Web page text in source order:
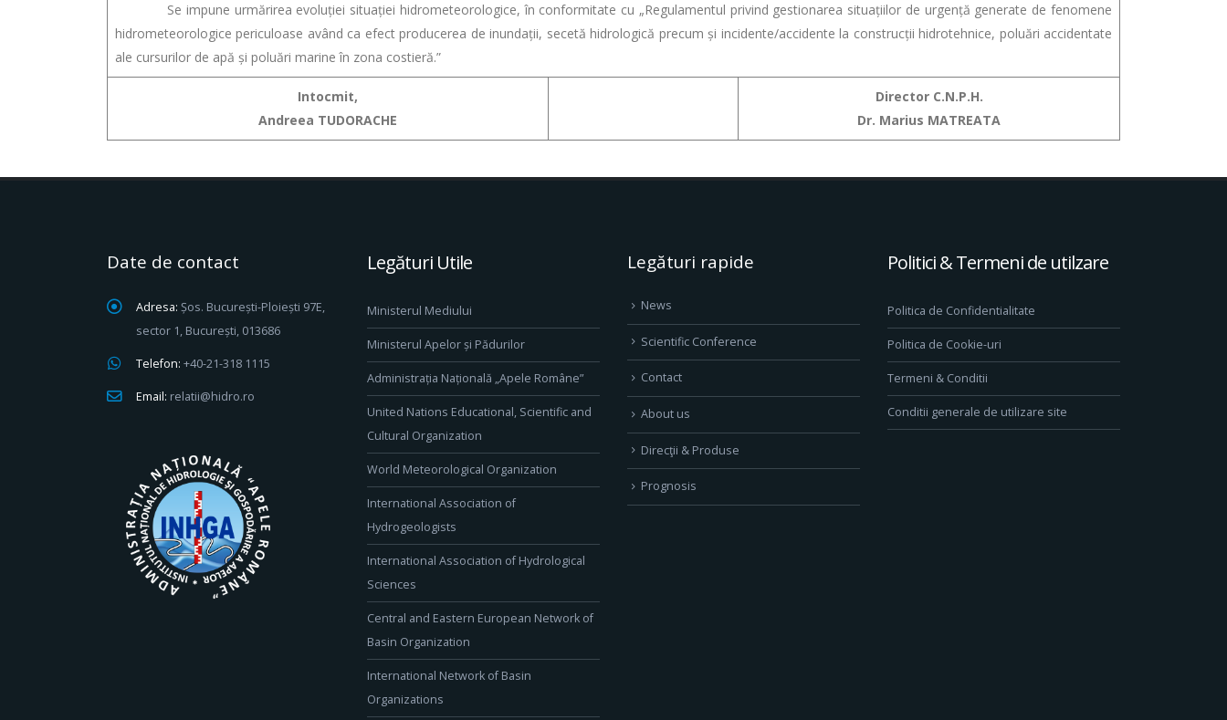
Se impune urmărirea evoluției situației hidrometeorologice, în conformitate cu „Regulamentul privind gestionarea situațiilor de urgență generate de fenomene
hidrometeorologice periculoase având ca efect producerea de inundații, secetă hidrologică precum și incidente/accidente la construcții hidrotehnice, poluări accidentate
ale cursurilor de apă și poluări marine în zona costieră.”
Intocmit,
Andreea TUDORACHE
Director C.N.P.H.
Dr. Marius MATREATA
Date de contact
Adresa: Șos. București-Ploiești 97E,
sector 1, București, 013686
Telefon: +40-21-318 1115
Email: relatii@hidro.ro
Legături Utile
Ministerul Mediului
Ministerul Apelor și Pădurilor
Administrația Națională „Apele Române”
United Nations Educational, Scientific and
Cultural Organization
World Meteorological Organization
International Association of
Hydrogeologists
International Association of Hydrological
Sciences
Central and Eastern European Network of
Basin Organization
International Network of Basin
Organizations
Legături rapide
News
Scientific Conference
Contact
About us
Direcţii & Produse
Prognosis
Politici & Termeni de utilzare
Politica de Confidentialitate
Politica de Cookie-uri
Termeni & Conditii
Conditii generale de utilizare site